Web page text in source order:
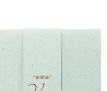
Voltar